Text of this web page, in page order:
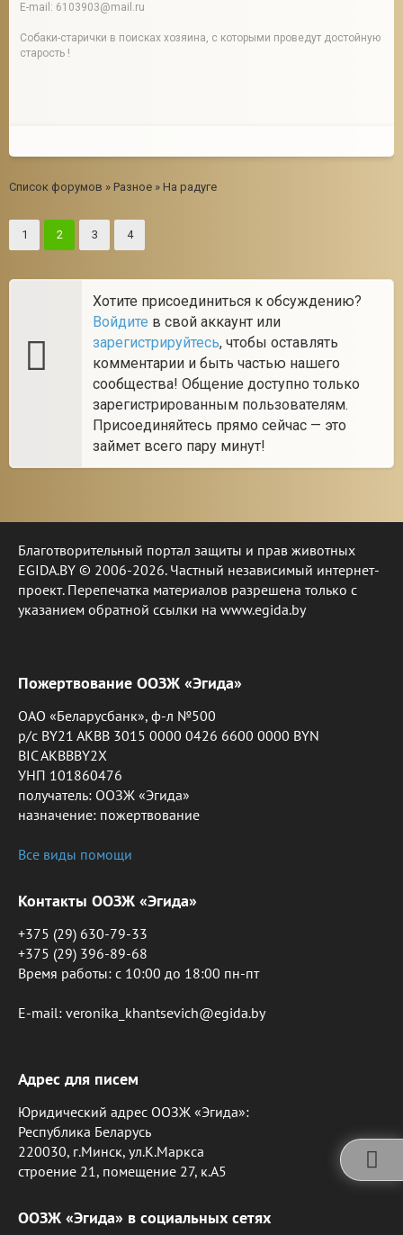
E-mail: 6103903@mail.ru
Собаки-старички в поисках хозяина, с которыми проведут достойную
старость !
Список форумов » Разное » На радуге
1 2 3 4
Хотите присоединиться к обсуждению?
Войдите в свой аккаунт или
зарегистрируйтесь, чтобы оставлять
комментарии и быть частью нашего
сообщества! Общение доступно только
зарегистрированным пользователям.
Присоединяйтесь прямо сейчас — это
займет всего пару минут!
Благотворительный портал защиты и прав животных
EGIDA.BY © 2006-2026. Частный независимый интернет-
проект. Перепечатка материалов разрешена только с
указанием обратной ссылки на www.egida.by
Пожертвование ООЗЖ «Эгида»
ОАО «Беларусбанк», ф-л №500
р/с BY21 AKBB 3015 0000 0426 6600 0000 BYN
BIC AKBBBY2X
УНП 101860476
получатель: ООЗЖ «Эгида»
назначение: пожертвование
Все виды помощи
Контакты ООЗЖ «Эгида»
+375 (29) 630-79-33
+375 (29) 396-89-68
Время работы: c 10:00 до 18:00 пн-пт
E-mail: veronika_khantsevich@egida.by
Адрес для писем
Юридический адрес ООЗЖ «Эгида»:
Республика Беларусь
220030, г.Минск, ул.К.Маркса
строение 21, помещение 27, к.А5
ООЗЖ «Эгида» в социальных сетях